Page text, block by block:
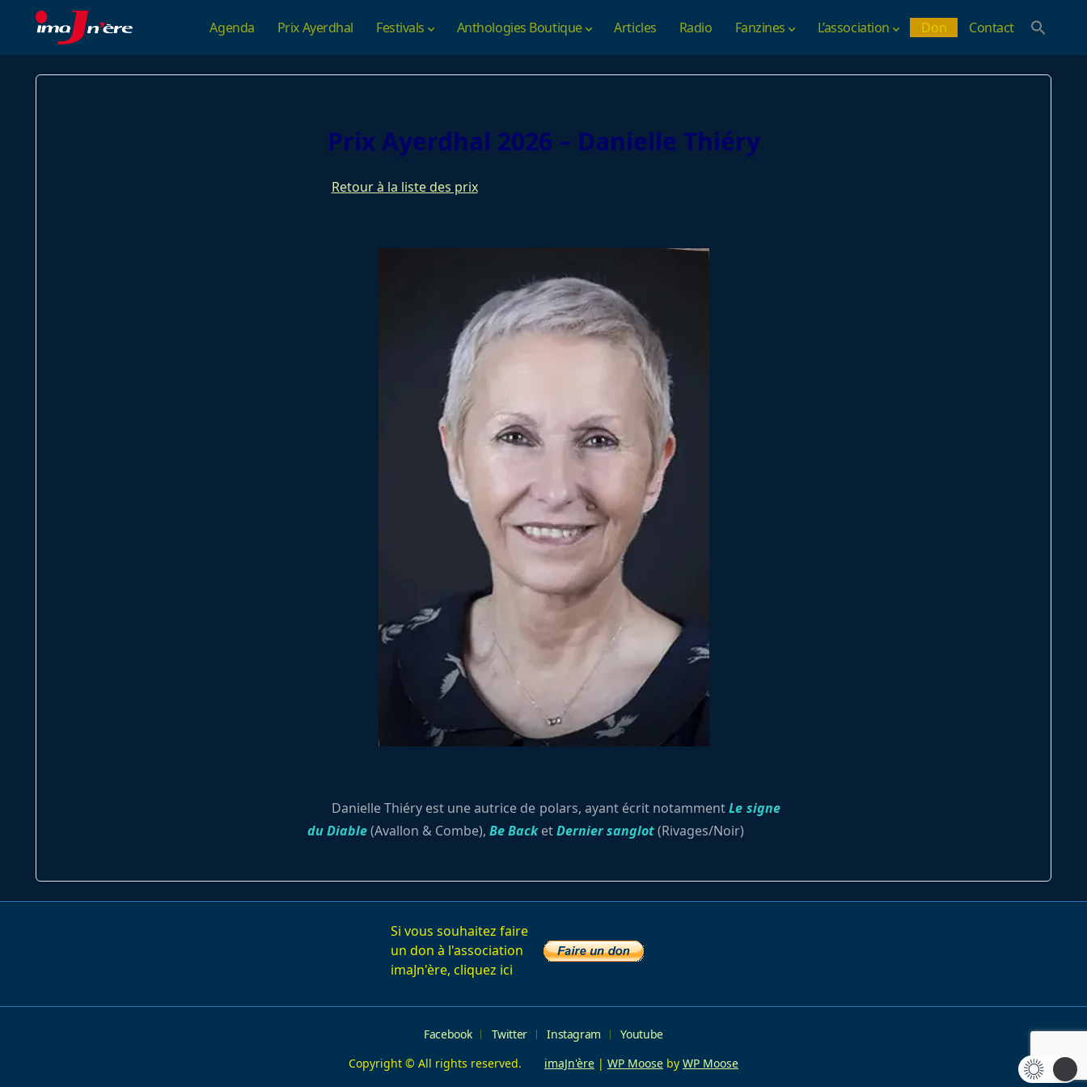
Agenda Prix Ayerdhal Festivals Anthologies Boutique Articles Radio Fanzines L’association Don Contact
Prix Ayerdhal 2026 – Danielle Thiéry
Retour à la liste des prix
Danielle Thiéry est une autrice de polars, ayant écrit notammentLe signe
du Diable(Avallon & Combe), Be BacketDernier sanglot(Rivages/Noir)
Si vous souhaitez faire
un don à l'association
imaJn'ère, cliquez ici
Facebook Twitter Instagram
Youtube
Copyright © All rights reserved.
imaJn'ère | WP Moose by WP Moose